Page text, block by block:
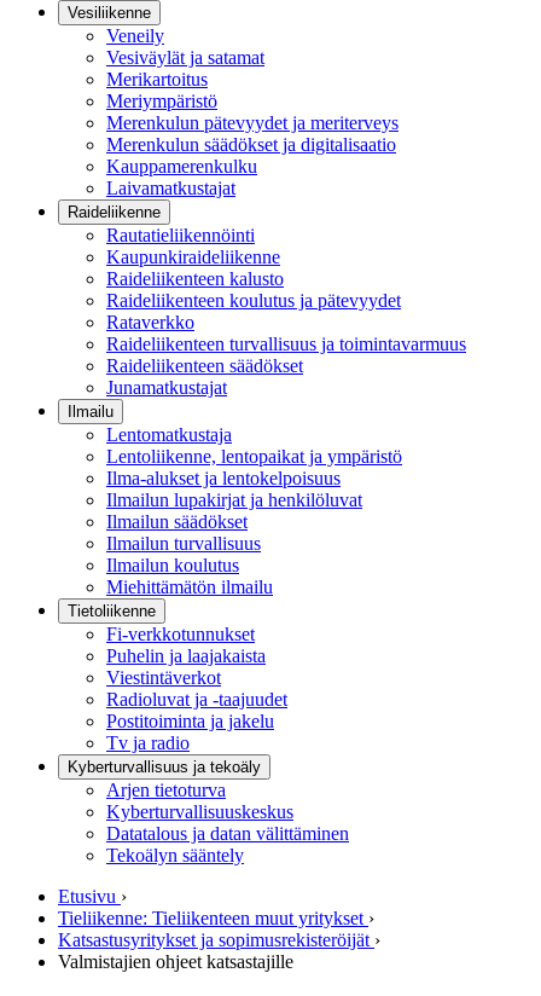
Vesiliikenne
Veneily
Vesiväylät ja satamat
Merikartoitus
Meriympäristö
Merenkulun pätevyydet ja meriterveys
Merenkulun säädökset ja digitalisaatio
Kauppamerenkulku
Laivamatkustajat
Raideliikenne
Rautatieliikennöinti
Kaupunkiraideliikenne
Raideliikenteen kalusto
Raideliikenteen koulutus ja pätevyydet
Rataverkko
Raideliikenteen turvallisuus ja toimintavarmuus
Raideliikenteen säädökset
Junamatkustajat
Ilmailu
Lentomatkustaja
Lentoliikenne, lentopaikat ja ympäristö
Ilma-alukset ja lentokelpoisuus
Ilmailun lupakirjat ja henkilöluvat
Ilmailun säädökset
Ilmailun turvallisuus
Ilmailun koulutus
Miehittämätön ilmailu
Tietoliikenne
Fi-verkkotunnukset
Puhelin ja laajakaista
Viestintäverkot
Radioluvat ja -taajuudet
Postitoiminta ja jakelu
Tv ja radio
Kyberturvallisuus ja tekoäly
Arjen tietoturva
Kyberturvallisuuskeskus
Datatalous ja datan välittäminen
Tekoälyn sääntely
Etusivu ›
Tieliikenne: Tieliikenteen muut yritykset ›
Katsastusyritykset ja sopimusrekisteröijät ›
Valmistajien ohjeet katsastajille